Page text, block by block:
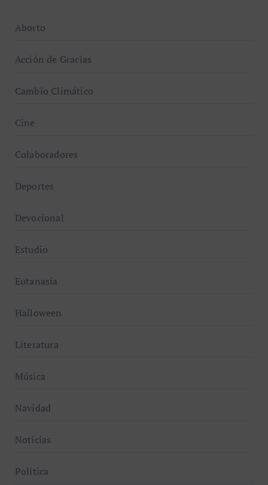
Aborto
Acción de Gracias
Cambio Climático
Cine
Colaboradores
Deportes
Devocional
Estudio
Eutanasia
Halloween
Literatura
Música
Navidad
Noticias
Política